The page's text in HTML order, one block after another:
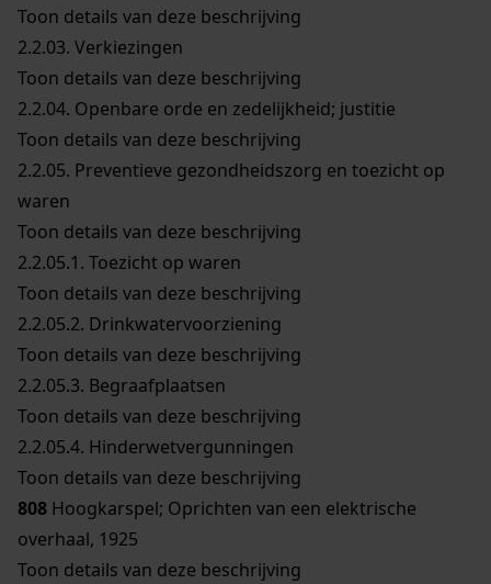
Toon details van deze beschrijving
2.2.03. Verkiezingen
Toon details van deze beschrijving
2.2.04. Openbare orde en zedelijkheid; justitie
Toon details van deze beschrijving
2.2.05. Preventieve gezondheidszorg en toezicht op
waren
Toon details van deze beschrijving
2.2.05.1. Toezicht op waren
Toon details van deze beschrijving
2.2.05.2. Drinkwatervoorziening
Toon details van deze beschrijving
2.2.05.3. Begraafplaatsen
Toon details van deze beschrijving
2.2.05.4. Hinderwetvergunningen
Toon details van deze beschrijving
808 Hoogkarspel; Oprichten van een elektrische
overhaal, 1925
Toon details van deze beschrijving